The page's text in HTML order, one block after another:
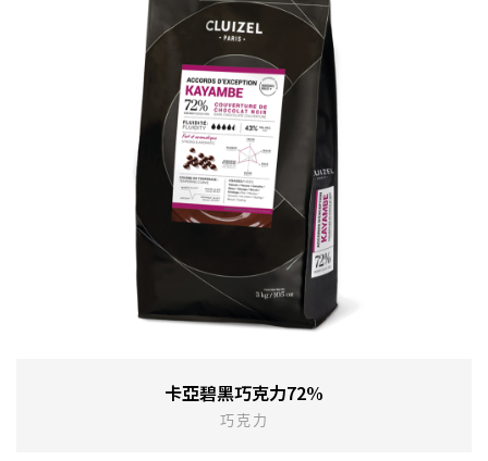
卡亞碧黑巧克力72%
巧克力